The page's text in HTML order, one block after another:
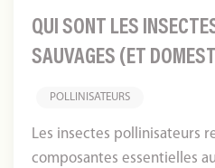
QUI SONT LES
SAUVAGES (ET
POLLINISATEURS
Les insectes pollinisateurs
composantes essentielles